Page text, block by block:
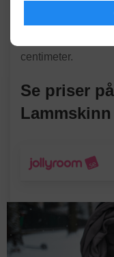
åkpåsen går det
men grövre
centimeter.
Se priser